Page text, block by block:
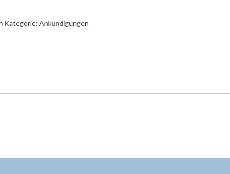
Kategorie: Ankündigungen